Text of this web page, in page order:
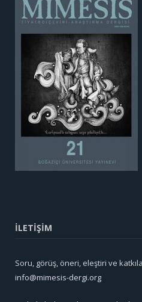
İLETİŞİM
Soru, görüş, öneri, eleştiri ve
info@mimesis-dergi.org